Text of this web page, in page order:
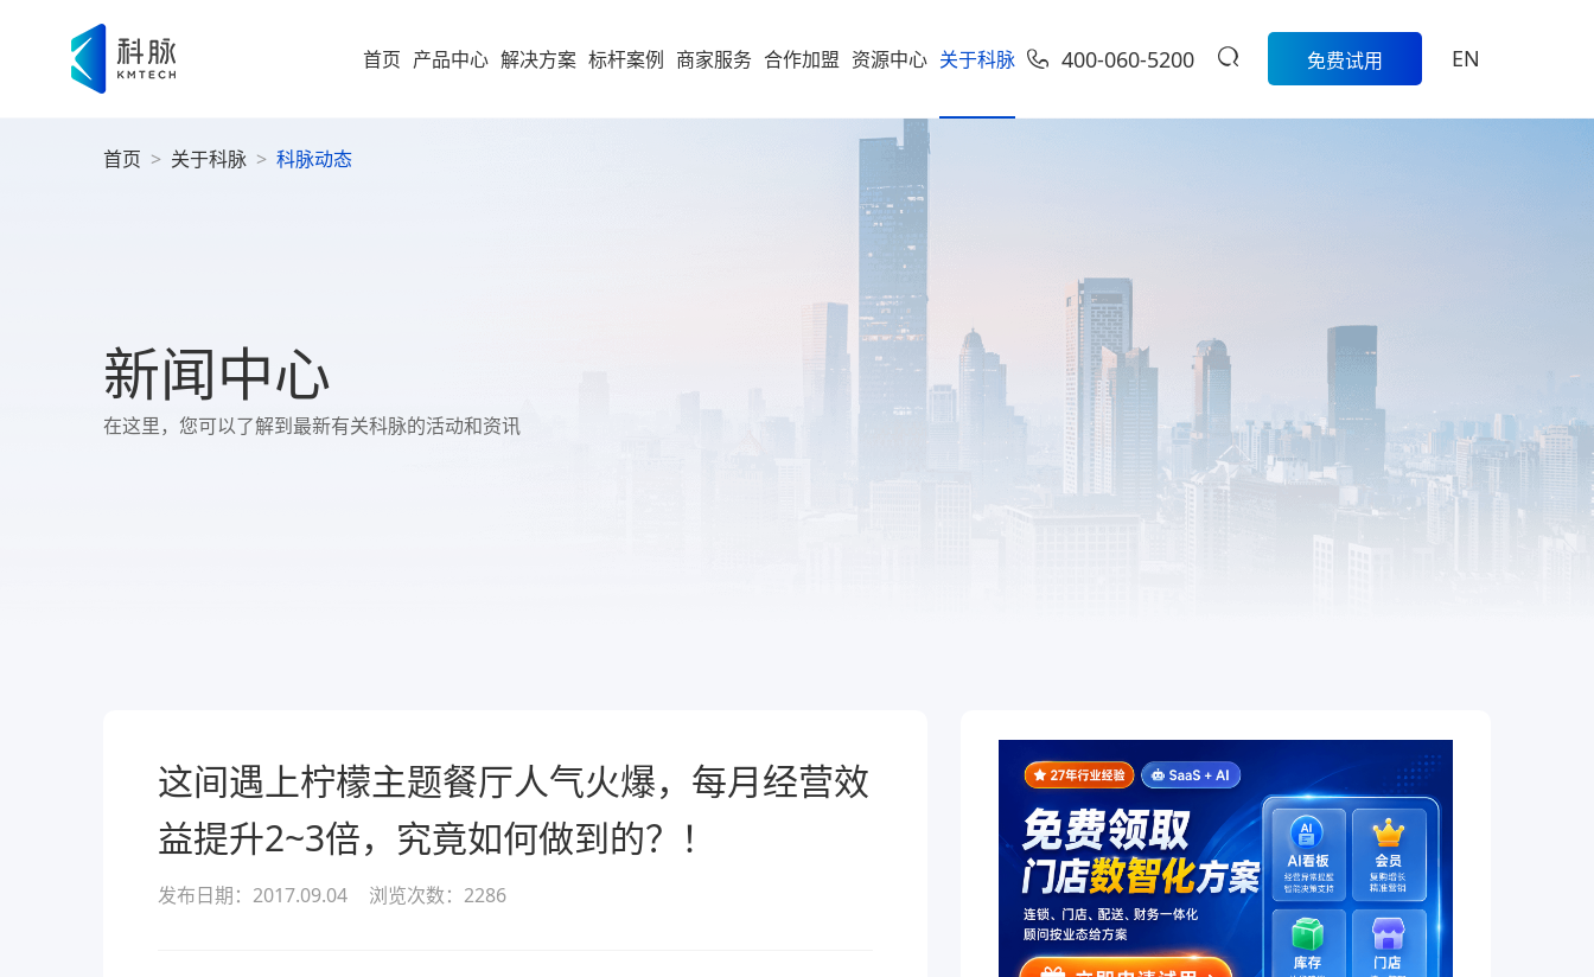
首页 产品中心
集团型企业
小微企业
为持续增长而生
科脉钱鲸云
服务于泛零售连锁企业的一
款可定制化的SaaS软件
提供私有化部署
解决方案
新零售解决方案
到店到家一体化经营，进销存智
能化管理，助力连锁便利店规模
细、更高效的日常管理。
商超
智能供应链管控、业务移动化管
理，助力商超行业效能全面升级
多元化门店经营、线上线下一体
化，助力大卖场行业进入智慧零
售时代
社区超市
数字化辅助管理、多元化精准营
销，助力母婴行业多渠道获客
烘焙
聚合流量资源、采供销协同一
体，助力烘焙行业轻松管店
标杆案例 商家服务 合作加盟 资源中心
社群生鲜
智慧零售
智慧餐饮
智慧专卖
增值服务
查询经销商
科脉AI客服
行沙龙报名入
学习中心
关于科脉
人才价值
人才招聘
扫码体验
400-060-5200 免费试用 EN
首页 > 关于科脉 > 科脉动态
新闻中心
在这里，您可以了解到最新有关科脉的活动和资讯
这间遇上柠檬主题餐厅人气火爆，每月经营效
益提升2~3倍，究竟如何做到的？！
发布日期：2017.09.04 浏览次数： 2286